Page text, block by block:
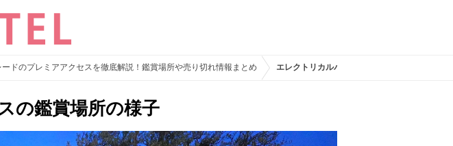
ドのプレミアアクセスを徹底解説！鑑賞場所や売り切れ情報まとめ エレクトリカルパレードのプレミアアクセスの
の鑑賞場所の様子